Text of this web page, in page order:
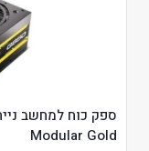
Modular Gold